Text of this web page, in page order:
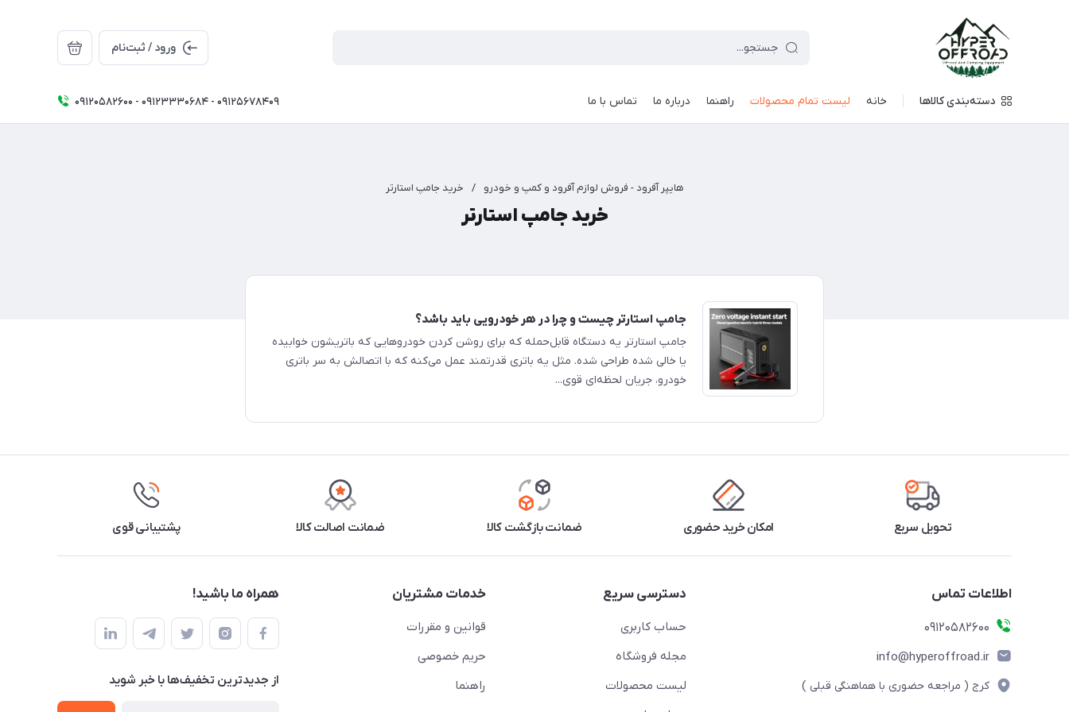
ورود / ثبت‌نام
دسته‌بندی کالاها خانه لیست تمام محصولات راهنما درباره ما تماس با ما 09120582600 - 09123330684 - 09125678409
هایپر آفرود - فروش لوازم آفرود و کمپ و خودرو / خرید جامپ استارتر
خرید جامپ استارتر
جامپ استارتر چیست و چرا در هر خودرویی باید باشد؟
جامپ استارتر یه دستگاه قابل‌حمله که برای روشن کردن خودروهایی که باتریشون خوابیده
یا خالی شده طراحی شده. مثل یه باتری قدرتمند عمل می‌کنه که با اتصالش به سر باتری
خودرو، جریان لحظه‌ای قوی...
تحویل سریع امکان خرید حضوری ضمانت بازگشت کالا ضمانت اصالت کالا پشتیبانی قوی
اطلاعات تماس
09120582600
info@hyperoffroad.ir
کرج ( مراجعه حضوری با هماهنگی قبلی )
دسترسی سریع
حساب کاربری
مجله فروشگاه
لیست محصولات
خدمات مشتریان
قوانین و مقررات
حریم خصوصی
راهنما
همراه ما باشید!
از جدید‌ترین تخفیف‌ها با‌ خبر شوید